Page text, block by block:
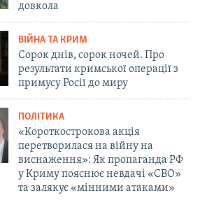
довкола
ВІЙНА ТА КРИМ
Сорок днів, сорок ночей. Про
результати кримської операції з
примусу Росії до миру
ПОЛІТИКА
«Короткострокова акція
перетворилася на війну на
виснаження»: Як пропаганда РФ
у Криму пояснює невдачі «СВО»
та залякує «мінними атаками»